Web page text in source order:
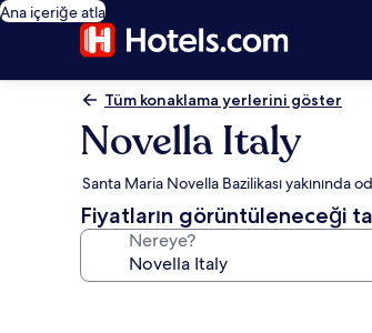
Ana içeriğe atla
Tüm konaklama yerlerini göster
Novella Italy
Santa Maria Novella Bazilikası yakınında
Fiyatların görüntüleneceği
Nereye?